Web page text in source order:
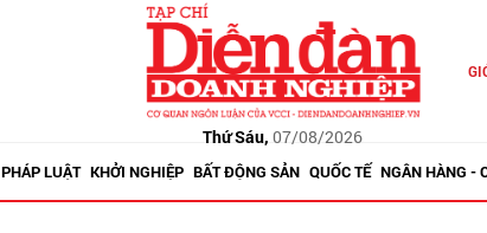
Thứ Sáu, 07/08/2026
PHÁP LUẬT KHỞI NGHIỆP BẤT ĐỘNG SẢN QUỐC TẾ NGÂN HÀNG -